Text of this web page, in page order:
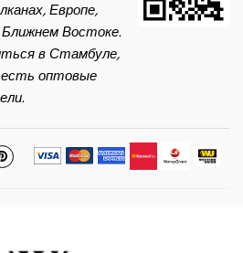
Европе,
Востоке.
в Стамбуле,
есть оптовые